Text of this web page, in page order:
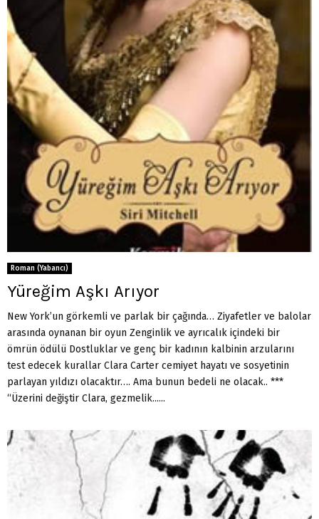
Roman (Yabancı)
Yüreğim Aşkı Arıyor
New York’un görkemli ve parlak bir çağında… Ziyafetler ve balolar
arasında oynanan bir oyun Zenginlik ve ayrıcalık içindeki bir
ömrün ödülü Dostluklar ve genç bir kadının kalbinin arzularını
test edecek kurallar Clara Carter cemiyet hayatı ve sosyetinin
parlayan yıldızı olacaktır…. Ama bunun bedeli ne olacak.. ***
“Üzerini değiştir Clara, gezmelik......